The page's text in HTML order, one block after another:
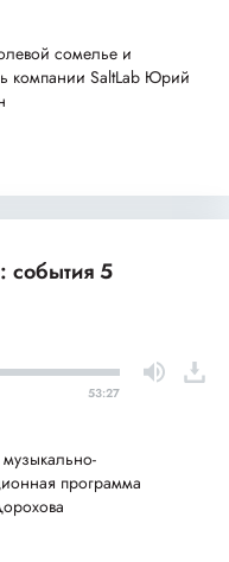
сомелье и
компании SaltLab Юрий
события 5
53:27
музыкально-
программа